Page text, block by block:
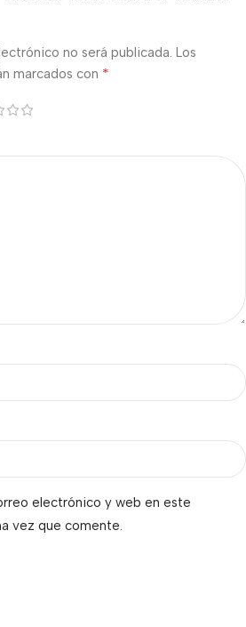
no será publicada. Los
marcados con *
electrónico y web en este
vez que comente.